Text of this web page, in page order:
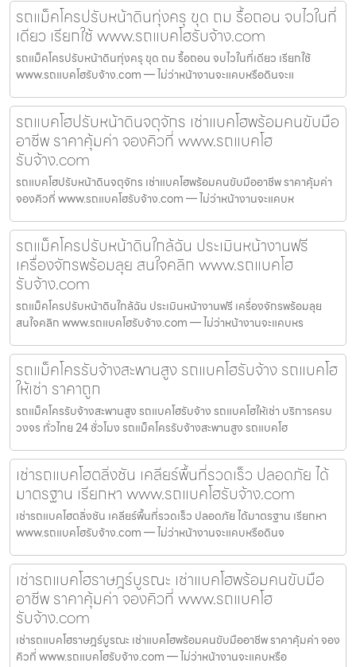
รถแม็คโครปรับหน้าดินทุ่งครุ ขุด ถม รื้อถอน จบไวในที่
เดียว เรียกใช้ www.รถแบคโฮรับจ้าง.com
รถแม็คโครปรับหน้าดินทุ่งครุ ขุด ถม รื้อถอน จบไวในที่เดียว เรียกใช้
www.รถแบคโฮรับจ้าง.com — ไม่ว่าหน้างานจะแคบหรือดินจะแ
รถแบคโฮปรับหน้าดินจตุจักร เช่าแบคโฮพร้อมคนขับมือ
อาชีพ ราคาคุ้มค่า จองคิวที่ www.รถแบคโฮ
รับจ้าง.com
รถแบคโฮปรับหน้าดินจตุจักร เช่าแบคโฮพร้อมคนขับมืออาชีพ ราคาคุ้มค่า
จองคิวที่ www.รถแบคโฮรับจ้าง.com — ไม่ว่าหน้างานจะแคบห
รถแม็คโครปรับหน้าดินใกล้ฉัน ประเมินหน้างานฟรี
เครื่องจักรพร้อมลุย สนใจคลิก www.รถแบคโฮ
รับจ้าง.com
รถแม็คโครปรับหน้าดินใกล้ฉัน ประเมินหน้างานฟรี เครื่องจักรพร้อมลุย
สนใจคลิก www.รถแบคโฮรับจ้าง.com — ไม่ว่าหน้างานจะแคบหร
รถแม็คโครรับจ้างสะพานสูง รถแบคโฮรับจ้าง รถแบคโฮ
ให้เช่า ราคาถูก
รถแม็คโครรับจ้างสะพานสูง รถแบคโฮรับจ้าง รถแบคโฮให้เช่า บริการครบ
วงจร ทั่วไทย 24 ชั่วโมง รถแม็คโครรับจ้างสะพานสูง รถแบคโฮ
เช่ารถแบคโฮตลิ่งชัน เคลียร์พื้นที่รวดเร็ว ปลอดภัย ได้
มาตรฐาน เรียกหา www.รถแบคโฮรับจ้าง.com
เช่ารถแบคโฮตลิ่งชัน เคลียร์พื้นที่รวดเร็ว ปลอดภัย ได้มาตรฐาน เรียกหา
www.รถแบคโฮรับจ้าง.com — ไม่ว่าหน้างานจะแคบหรือดินจ
เช่ารถแบคโฮราษฎร์บูรณะ เช่าแบคโฮพร้อมคนขับมือ
อาชีพ ราคาคุ้มค่า จองคิวที่ www.รถแบคโฮ
รับจ้าง.com
เช่ารถแบคโฮราษฎร์บูรณะ เช่าแบคโฮพร้อมคนขับมืออาชีพ ราคาคุ้มค่า จอง
คิวที่ www.รถแบคโฮรับจ้าง.com — ไม่ว่าหน้างานจะแคบหรือ